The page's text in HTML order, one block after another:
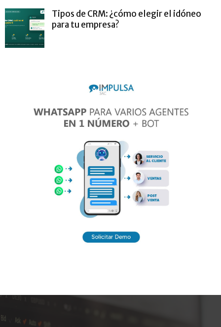
Tipos de CRM: ¿cómo elegir el idóneo
para tu empresa?